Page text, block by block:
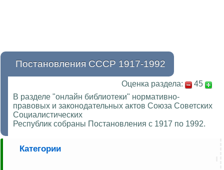
Постановления СССР 1917-1992
Оценка раздела:
45
В разделе "онлайн библиотеки" нормативно-
правовых и законодательных актов Союза Советских
Социалистических
Республик собраны Постановления с 1917 по 1992.
Категории